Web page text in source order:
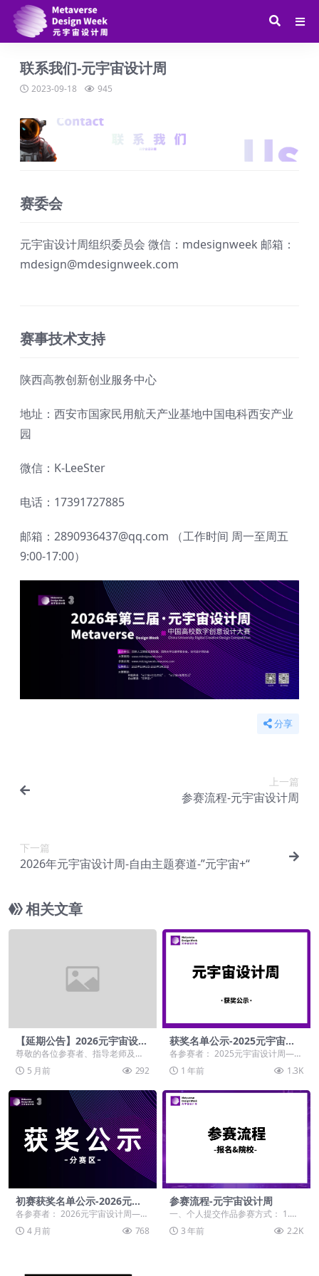
联系我们-元宇宙设计周
2023-09-18 945
赛委会
元宇宙设计周组织委员会 微信：mdesignweek 邮箱：
mdesign@mdesignweek.com
赛事技术支持
陕西高教创新创业服务中心
地址：西安市国家民用航天产业基地中国电科西安产业
园
微信：K-LeeSter
电话：17391727885
邮箱：2890936437@qq.com
（工作时间 周一至周五
9:00-17:00）
分享
上一篇
参赛流程-元宇宙设计周
下一篇
2026年元宇宙设计周-自由主题赛道-”元宇宙+“
相关文章
【延期公告】2026元宇宙设计
周-中国高校数字创意设计大赛
尊敬的各位参赛者、指导老师及合
作院校： 近期临近赛事截稿，大量
参赛者提报作品遇到...
5 月前 292
获奖名单公示-2025元宇宙设
计周——中国高校数字创意设
各参赛者： 2025元宇宙设计周——
中国高校数字创意设计大赛，初
审、终评工作已于...
1 年前 1.3K
初赛获奖名单公示-2026元宇
宙设计周——高校数字创意设
计大赛
各参赛者： 2026元宇宙设计周——
高校数字创意设计大赛，初审工作
已于2026年...
4 月前 768
参赛流程-元宇宙设计周
一、个人提交作品参赛方式： 1.在
校师生：在线注册→选择学生组赛
道→填写作品及报...
3 年前 2.2K